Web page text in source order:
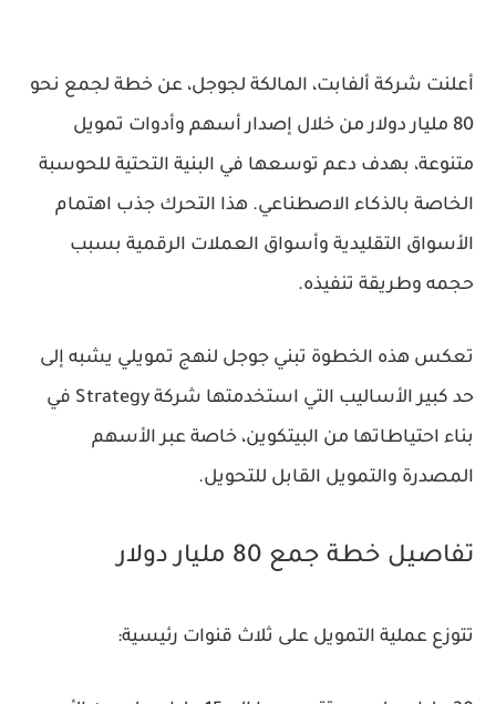
أعلنت شركة ألفابت، المالكة لجوجل، عن خطة لجمع نحو
80 مليار دولار من خلال إصدار أسهم وأدوات تمويل
متنوعة، بهدف دعم توسعها في البنية التحتية للحوسبة
الخاصة بالذكاء الاصطناعي. هذا التحرك جذب اهتمام
الأسواق التقليدية وأسواق العملات الرقمية بسبب
حجمه وطريقة تنفيذه.
تعكس هذه الخطوة تبني جوجل لنهج تمويلي يشبه إلى
حد كبير الأساليب التي استخدمتها شركة Strategy في
بناء احتياطاتها من البيتكوين، خاصة عبر الأسهم
المصدرة والتمويل القابل للتحويل.
تفاصيل خطة جمع 80 مليار دولار
تتوزع عملية التمويل على ثلاث قنوات رئيسية: